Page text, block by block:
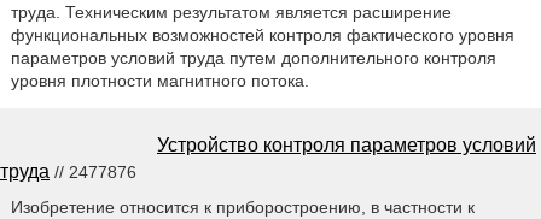
труда. Техническим результатом является расширение
функциональных возможностей контроля фактического уровня
параметров условий труда путем дополнительного контроля
уровня плотности магнитного потока.
Устройство контроля параметров условий
труда // 2477876
Изобретение относится к приборостроению, в частности к